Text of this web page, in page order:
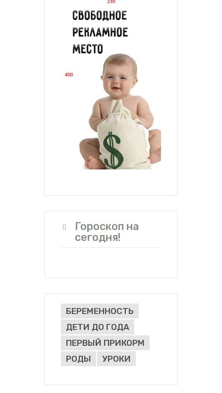
Гороскоп на
сегодня!
БЕРЕМЕННОСТЬ
ДЕТИ ДО ГОДА
ПЕРВЫЙ ПРИКОРМ
РОДЫ
УРОКИ